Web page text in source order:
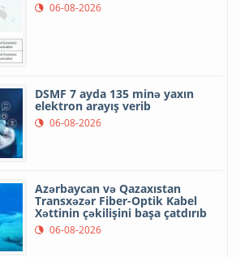
06-08-2026
DSMF 7 ayda 135 minə yaxın
elektron arayış verib
06-08-2026
Azərbaycan və Qazaxıstan
Transxəzər Fiber-Optik Kabel
Xəttinin çəkilişini başa çatdırıb
06-08-2026